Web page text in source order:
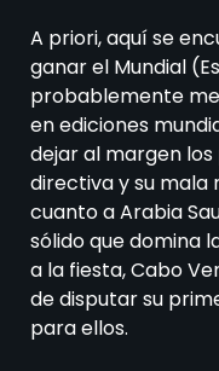
A priori, aquí se
ganar el Mundial
probablemente
en ediciones
dejar al margen
directiva y su mala
cuanto a Arabia
sólido que domina
a la fiesta, Cabo
de disputar su
para ellos.